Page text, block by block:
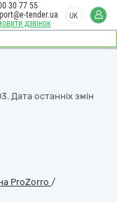
дзвінок
30 77 55
tender.ua
UK
Дата останніх змін
ProZorro /